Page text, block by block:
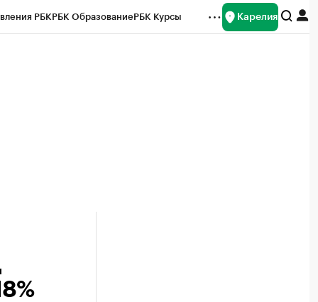
РБКРБК ОбразованиеРБК Курсы Карелия